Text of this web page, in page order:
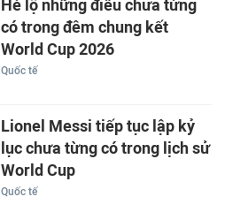
Hé lộ những điều chưa từng
có trong đêm chung kết
World Cup 2026
Quốc tế
Lionel Messi tiếp tục lập kỷ
lục chưa từng có trong lịch sử
World Cup
Quốc tế